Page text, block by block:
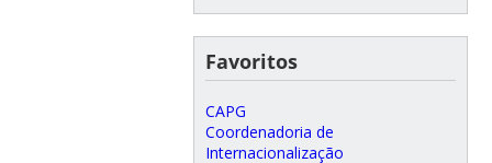
Favoritos
CAPG
Coordenadoria de
Internacionalização